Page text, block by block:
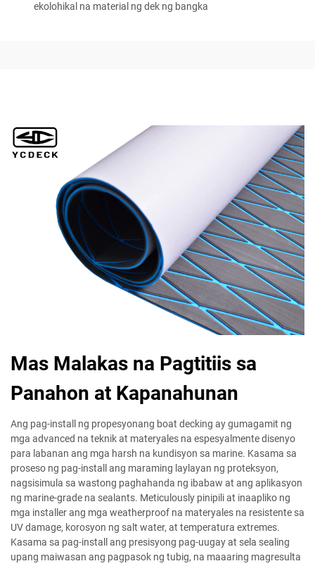
ekolohikal na material ng dek ng bangka
Mas Malakas na Pagtitiis sa
Panahon at Kapanahunan
Ang pag-install ng propesyonang boat decking ay gumagamit ng
mga advanced na teknik at materyales na espesyalmente disenyo
para labanan ang mga harsh na kundisyon sa marine. Kasama sa
proseso ng pag-install ang maraming laylayan ng proteksyon,
nagsisimula sa wastong paghahanda ng ibabaw at ang aplikasyon
ng marine-grade na sealants. Meticulously pinipili at inaapliko ng
mga installer ang mga weatherproof na materyales na resistente sa
UV damage, korosyon ng salt water, at temperatura extremes.
Kasama sa pag-install ang presisyong pag-uugay at sela sealing
upang maiwasan ang pagpasok ng tubig, na maaaring magresulta